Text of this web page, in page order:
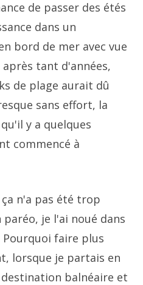
de passer des étés
dans un
bord de mer avec vue
tant d'années,
de plage aurait dû
sans effort, la
y a quelques
commencé à
n'a pas été trop
je l'ai noué dans
faire plus
lorsque je partais en
balnéaire et